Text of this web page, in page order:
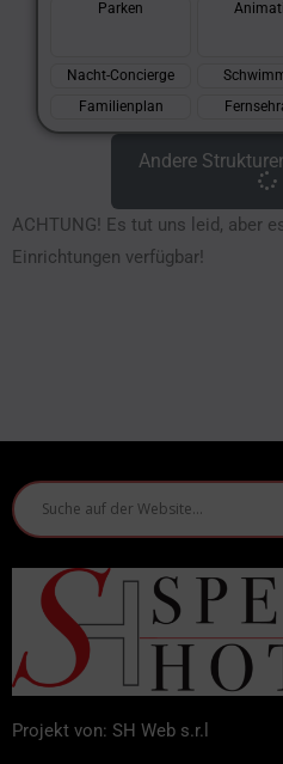
Parken
Nacht-Concierge
Familienplan
Andere
ACHTUNG! Es tut uns leid, aber
Einrichtungen verfügbar!
Projekt von: SH Web s.r.l